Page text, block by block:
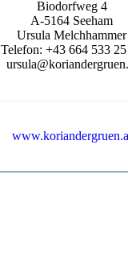
Biodorfweg 4
A-5164 Seeham
Ursula Melchhammer
Telefon: +43 664 533